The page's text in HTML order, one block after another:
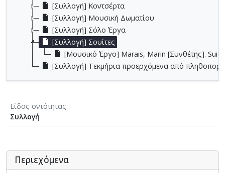
[Συλλογή] Κοντσέρτα
[Συλλογή] Μουσική Δωματίου
[Συλλογή] Σόλο Έργα
[Συλλογή] Σουίτες
[Μουσικό Έργο] Marais, Marin [Συνθέτης].
[Συλλογή] Τεκμήρια προερχόμενα από
Είδος οντότητας
Συλλογή
Περιεχόμενα